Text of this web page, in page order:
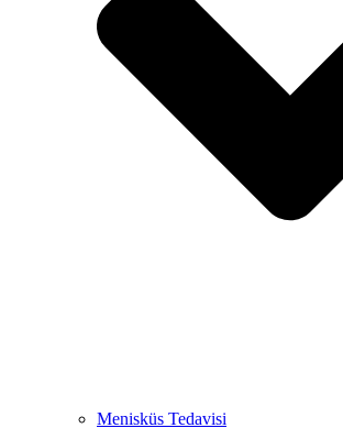
Menisküs Tedavisi